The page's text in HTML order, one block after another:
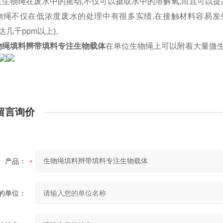
不仅在低浓度废水的处理中有很多实绩,在接触材料容易
几千ppm以上)。
绳填料辫带填料专注生物载体在单位生物绳上可以附着大量微
言询价
产品：
单位：